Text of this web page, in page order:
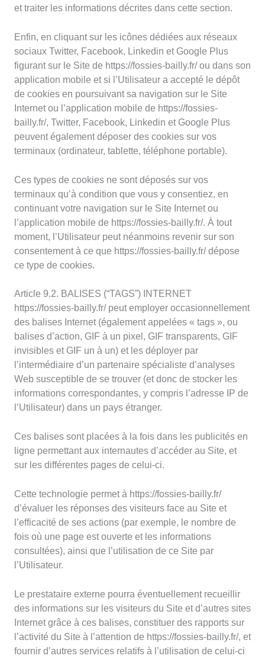
et traiter les informations décrites dans cette section.
Enfin, en cliquant sur les icônes dédiées aux réseaux
sociaux Twitter, Facebook, Linkedin et Google Plus
figurant sur le Site de https://fossies-bailly.fr/ ou dans son
application mobile et si l’Utilisateur a accepté le dépôt
de cookies en poursuivant sa navigation sur le Site
Internet ou l’application mobile de https://fossies-
bailly.fr/, Twitter, Facebook, Linkedin et Google Plus
peuvent également déposer des cookies sur vos
terminaux (ordinateur, tablette, téléphone portable).
Ces types de cookies ne sont déposés sur vos
terminaux qu’à condition que vous y consentiez, en
continuant votre navigation sur le Site Internet ou
l’application mobile de https://fossies-bailly.fr/. À tout
moment, l’Utilisateur peut néanmoins revenir sur son
consentement à ce que https://fossies-bailly.fr/ dépose
ce type de cookies.
Article 9.2. BALISES (“TAGS”) INTERNET
https://fossies-bailly.fr/ peut employer occasionnellement
des balises Internet (également appelées « tags », ou
balises d’action, GIF à un pixel, GIF transparents, GIF
invisibles et GIF un à un) et les déployer par
l’intermédiaire d’un partenaire spécialiste d’analyses
Web susceptible de se trouver (et donc de stocker les
informations correspondantes, y compris l’adresse IP de
l’Utilisateur) dans un pays étranger.
Ces balises sont placées à la fois dans les publicités en
ligne permettant aux internautes d’accéder au Site, et
sur les différentes pages de celui-ci.
Cette technologie permet à https://fossies-bailly.fr/
d’évaluer les réponses des visiteurs face au Site et
l’efficacité de ses actions (par exemple, le nombre de
fois où une page est ouverte et les informations
consultées), ainsi que l’utilisation de ce Site par
l’Utilisateur.
Le prestataire externe pourra éventuellement recueillir
des informations sur les visiteurs du Site et d’autres sites
Internet grâce à ces balises, constituer des rapports sur
l’activité du Site à l’attention de https://fossies-bailly.fr/, et
fournir d’autres services relatifs à l’utilisation de celui-ci